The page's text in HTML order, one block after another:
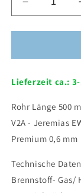
Verringere
die
Menge
Edelstahl
Ø250
-
Länge
mm
0,6
mm
Lieferzeit ca.:
Rohr Länge 500
V2A - Jeremias
Premium 0,6 mm
Technische
Brennstoff- Gas/